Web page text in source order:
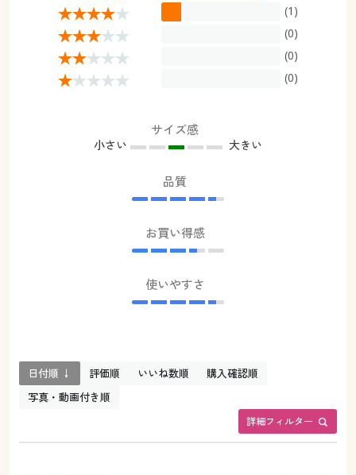
ご利用ガイド
よくある質問とお問い合わせ
よくある質問とお問い合わせ
(1)
(0)
(0)
(0)
サイズ感
小さい 大きい
品質
お買い得感
使いやすさ
詳細フィルター
日付順 ↓ 評価順 いいね数順
購入確認順
写真・動画付き順